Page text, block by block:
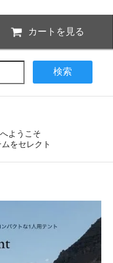
カートを見る
検索
ようこそ
をセレクト